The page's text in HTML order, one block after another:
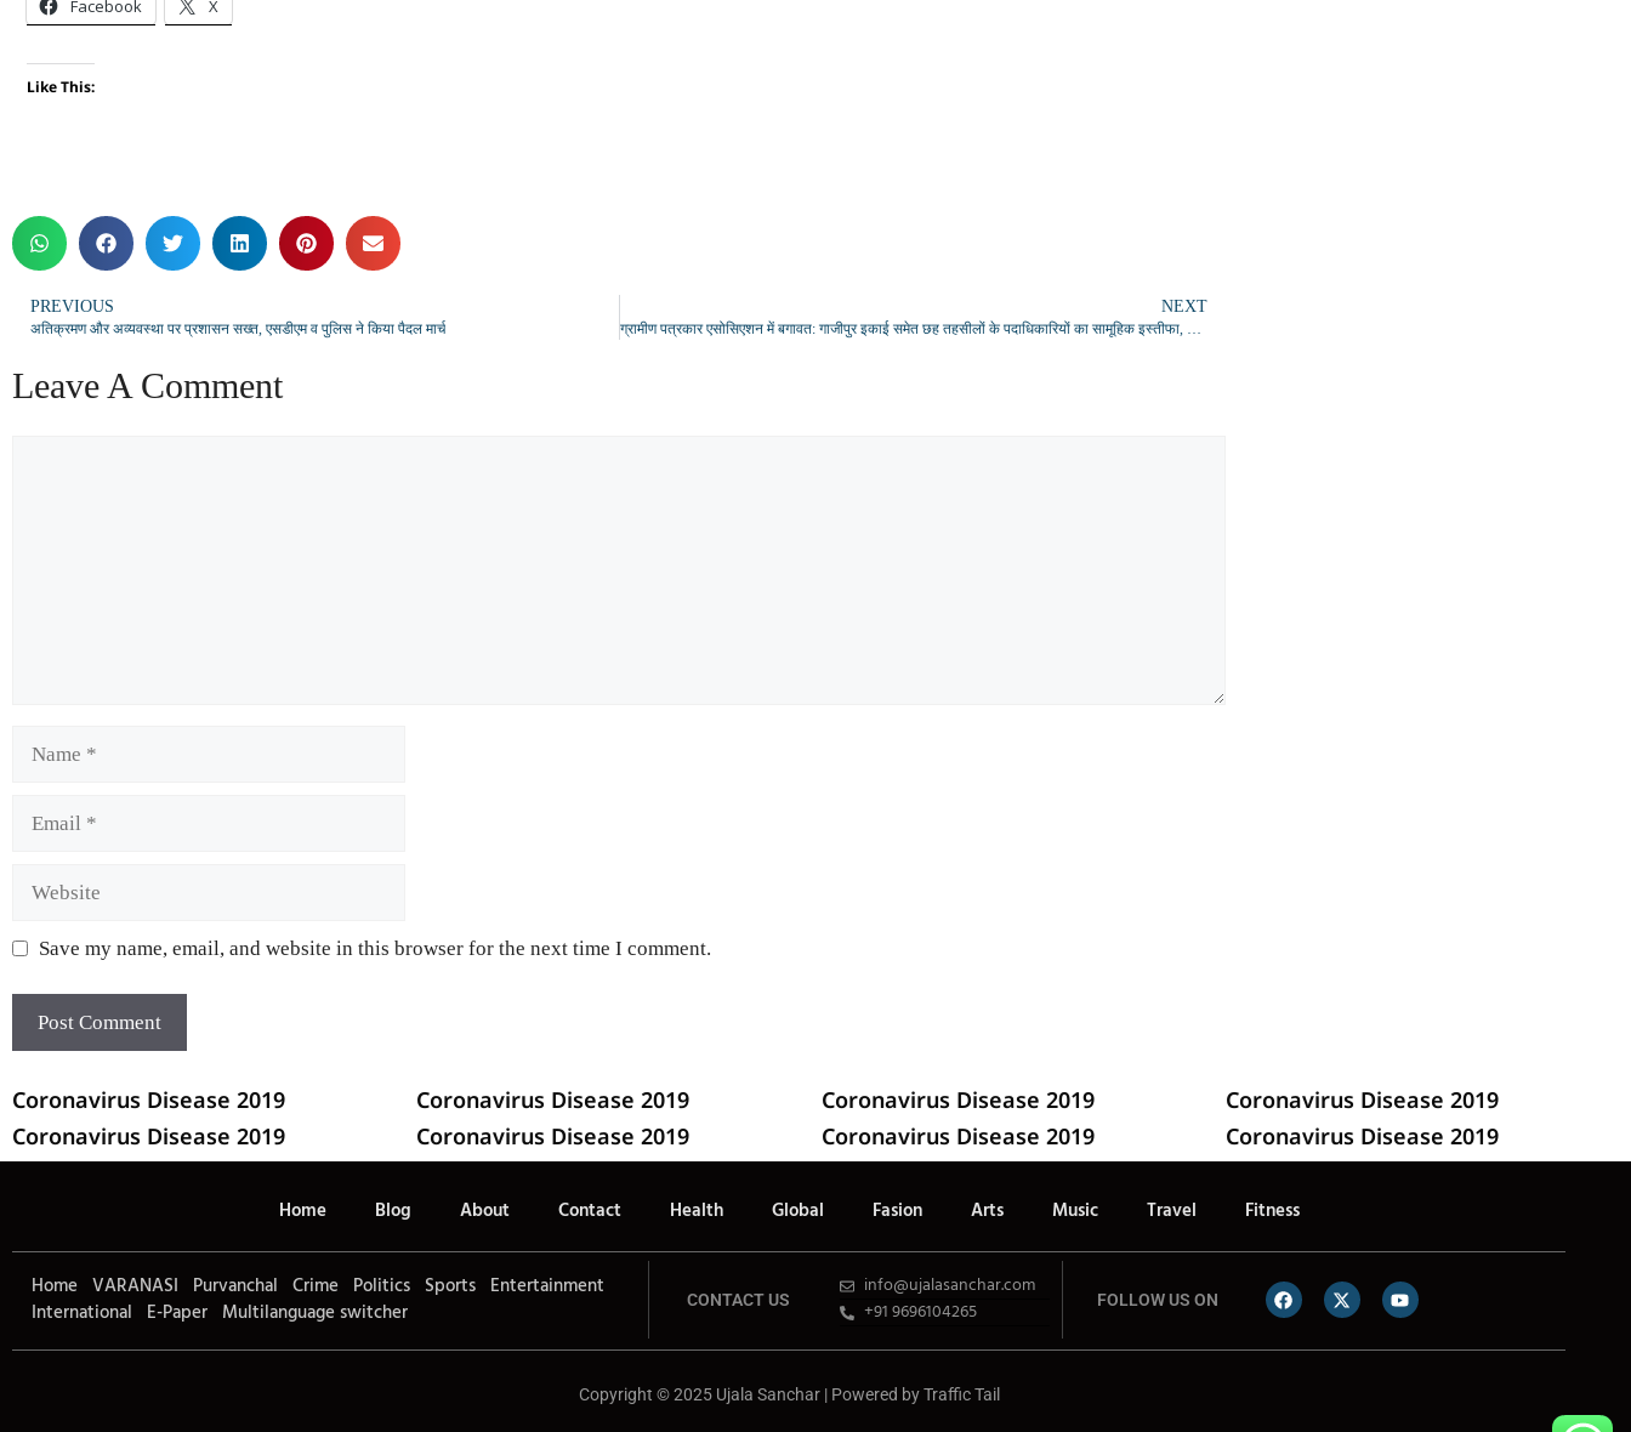
Facebook X
Like This:
PREVIOUS
अतिक्रमण और अव्यवस्था पर प्रशासन सख्त, एसडीएम व पुलिस ने किया पैदल मार्च
NEXT
Leave A Comment
Save my name, email, and website in this browser for the next time I comment.
Coronavirus Disease 2019 Coronavirus Disease 2019 Coronavirus Disease 2019
Coronavirus Disease 2019
Coronavirus Disease 2019
Coronavirus Disease 2019 Coronavirus Disease 2019 Coronavirus Disease 2019
Home Blog About Contact Health Global Fasion Arts Music Travel Fitness
Home VARANASI Purvanchal Crime Politics Sports Entertainment
International E-Paper Multilanguage switcher CONTACT US
info@ujalasanchar.com
+91 9696104265
FOLLOW US ON
Copyright © 2025 Ujala Sanchar | Powered byTraffic Tail